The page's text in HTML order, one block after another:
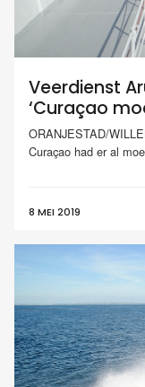
Veerdienst
‘Curaçao
ORANJESTAD/
Curaçao had er al
8 MEI 2019